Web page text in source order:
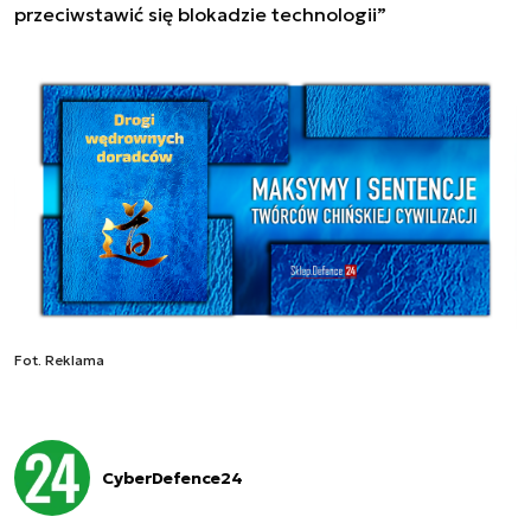
przeciwstawić się blokadzie technologii”
Fot. Reklama
CyberDefence24